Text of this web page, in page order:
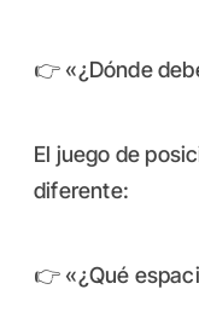
👉 «¿Dónde
El juego de
diferente:
👉 «¿Qué